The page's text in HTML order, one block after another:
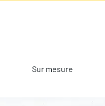
Sur mesure